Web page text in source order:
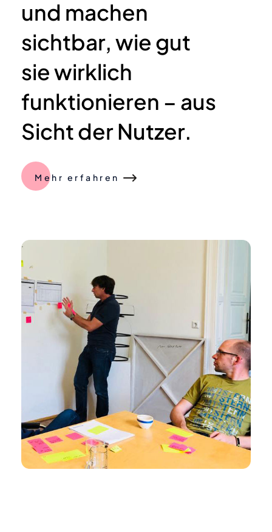
und machen
sichtbar, wie gut
sie wirklich
funktionieren – aus
Sicht der Nutzer.
Mehr erfahren